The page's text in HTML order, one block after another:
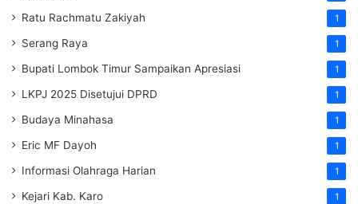
Ratu Rachmatu Zakiyah 1
Serang Raya 1
Bupati Lombok Timur Sampaikan Apresiasi 1
LKPJ 2025 Disetujui DPRD 1
Budaya Minahasa 1
Eric MF Dayoh 1
Informasi Olahraga Harian 1
Kejari Kab. Karo 1